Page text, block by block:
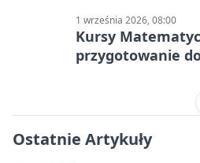
1 września 2026, 08:00
Kursy
przygotowanie
Ostatnie Artykuły